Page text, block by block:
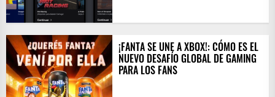
¡FANTA SE UNE A XBOX!: CÓMO ES EL
NUEVO DESAFÍO GLOBAL DE GAMING
PARA LOS FANS